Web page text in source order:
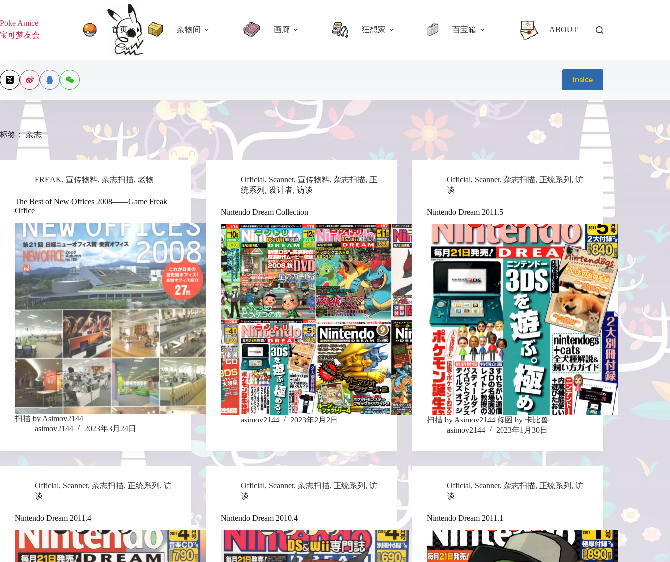
内
容
Poke Amice
宝可梦友会
首页 杂物间 画廊 狂想家 百宝箱 ABOUT
Inside
标签：杂志
FREAK, 宣传物料, 杂志扫描, 老物
The Best of New Offices 2008——Game Freak
Office
扫描 by Asimov2144
asimov2144
2023年3月24日
Official, Scanner,宣传物料,杂志扫描, 正
统系列 ,设计者,访谈
Nintendo Dream Collection
asimov2144 2023年2月2日
Official, Scanner,杂志扫描, 正统系列 ,访
谈
Nintendo Dream 2011.5
扫描 by Asimov2144 修图 by 卡比兽
asimov2144
2023年1月30日
Official, Scanner, 杂志扫描, 正统系列 , 访
谈
Nintendo Dream 2011.4
Official, Scanner,杂志扫描, 正统系列 ,访
谈
Nintendo Dream 2010.4
Official, Scanner,杂志扫描, 正统系列 ,访
谈
Nintendo Dream 2011.1